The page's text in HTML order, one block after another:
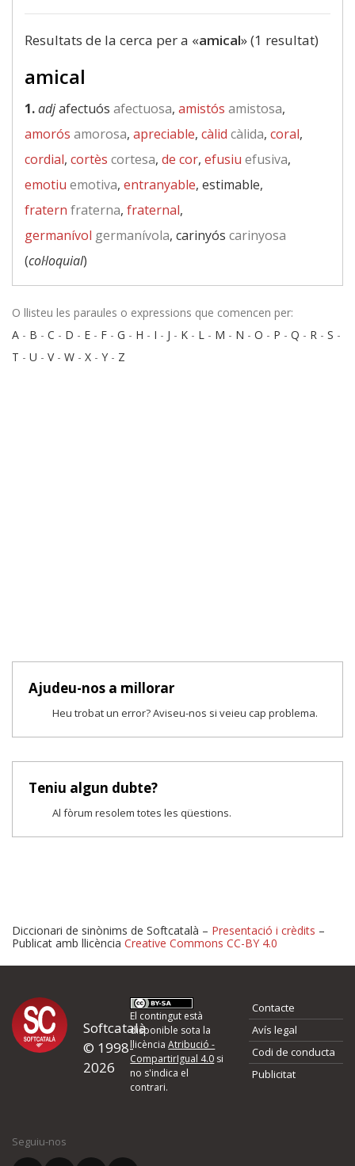
Resultats de la cerca per a «amical» (1 resultat)
amical
1.adjafectuós afectuosa, amistós amistosa,
amorós amorosa, apreciable, càlid càlida, coral,
cordial, cortès cortesa, de cor, efusiu efusiva,
emotiu emotiva, entranyable, estimable,
fratern fraterna, fraternal,
germanívol germanívola, carinyós carinyosa
(col·loquial)
O llisteu les paraules o expressions que comencen per:
A - B - C - D - E - F - G - H - I - J - K - L - M - N - O - P - Q - R - S -
T - U - V- W - X - Y - Z
Ajudeu-nos a millorar
Heu trobat un error? Aviseu-nos si veieu cap problema.
Teniu algun dubte?
Al fòrum resolem totes les qüestions.
Proposeu-nos millores o
d'errors
Si heu trobat un error o voleu proposar alguna millora, ompliu els
quina és la millora que proposeu o l'error del qual voleu informar-
Diccionari de sinònims de Softcatalà – Presentació i crèdits –
Publicat amb llicència Creative Commons CC-BY 4.0
Softcatalà
© 1998-
2026
El contingut està
disponible sota la
llicènciaAtribució -
CompartirIgual 4.0 si
no s'indica el
contrari.
Contacte
Avís legal
Codi de conducta
Publicitat
Seguiu-nos